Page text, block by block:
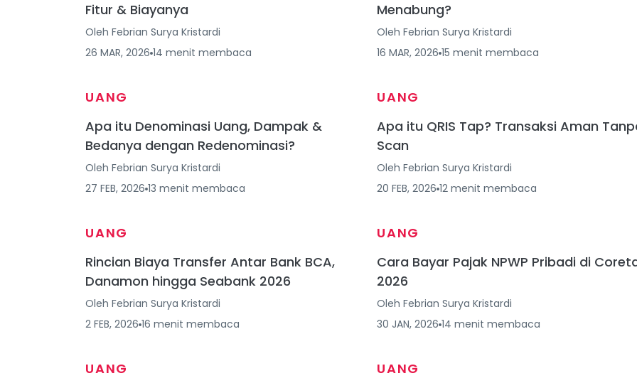
Fitur & Biayanya
Oleh Febrian Surya Kristardi
26 MAR, 2026 14 menit membaca
Menabung?
Oleh Febrian Surya Kristardi
16 MAR, 2026 15 menit membaca
UANG
Apa itu Denominasi Uang, Dampak &
Bedanya dengan Redenominasi?
Oleh Febrian Surya Kristardi
27 FEB, 2026 13 menit membaca
UANG
Apa itu QRIS Tap? Transaksi Aman
Scan
Oleh Febrian Surya Kristardi
20 FEB, 2026 12 menit membaca
UANG
Rincian Biaya Transfer Antar Bank BCA,
Danamon hingga Seabank 2026
Oleh Febrian Surya Kristardi
2 FEB, 2026 16 menit membaca
UANG
Cara Bayar Pajak NPWP Pribadi di
2026
Oleh Febrian Surya Kristardi
30 JAN, 2026 14 menit membaca
UANG
UANG